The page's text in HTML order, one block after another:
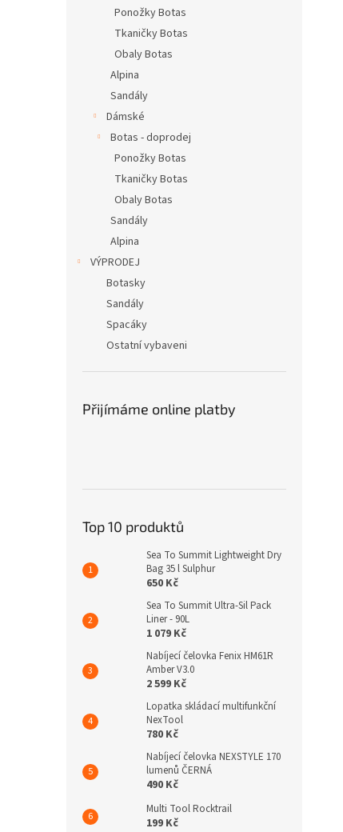
Ponožky Botas
Tkaničky Botas
Obaly Botas
Alpina
Sandály
Dámské
Botas - doprodej
Ponožky Botas
Tkaničky Botas
Obaly Botas
Sandály
Alpina
VÝPRODEJ
Botasky
Sandály
Spacáky
Ostatní vybaveni
Přijímáme online platby
Top 10 produktů
Sea To Summit Lightweight Dry
Bag 35 l Sulphur
650 Kč
Sea To Summit Ultra-Sil Pack
Liner - 90L
1 079 Kč
Nabíjecí čelovka Fenix HM61R
Amber V3.0
2 599 Kč
Lopatka skládací multifunkční
NexTool
780 Kč
Nabíjecí čelovka NEXSTYLE 170
lumenů ČERNÁ
490 Kč
Multi Tool Rocktrail
199 Kč